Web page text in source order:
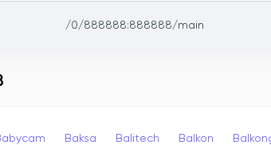
/0/888888:888888/main
Baksa Balitech Balkon